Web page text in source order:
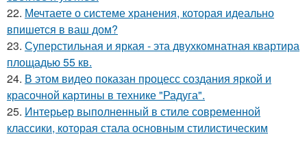
22. Мечтаете о системе хранения, которая идеально
впишется в ваш дом?
23. Суперстильная и яркая - эта двухкомнатная квартира
площадью 55 кв.
24. В этом видео показан процесс создания яркой и
красочной картины в технике "Радуга".
25. Интерьер выполненный в стиле современной
классики, которая стала основным стилистическим